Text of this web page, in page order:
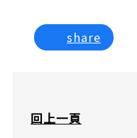
share
回上一頁